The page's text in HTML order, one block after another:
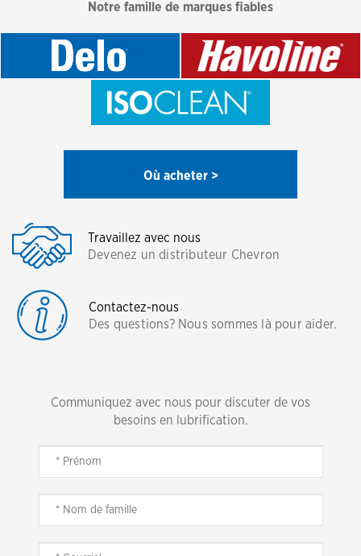
Notre famille de marques fiables
Où acheter >
Travaillez avec nous
Devenez un distributeur Chevron
Contactez-nous
Des questions? Nous sommes là pour aider.
Communiquez avec nous pour discuter de vos
besoins en lubrification.